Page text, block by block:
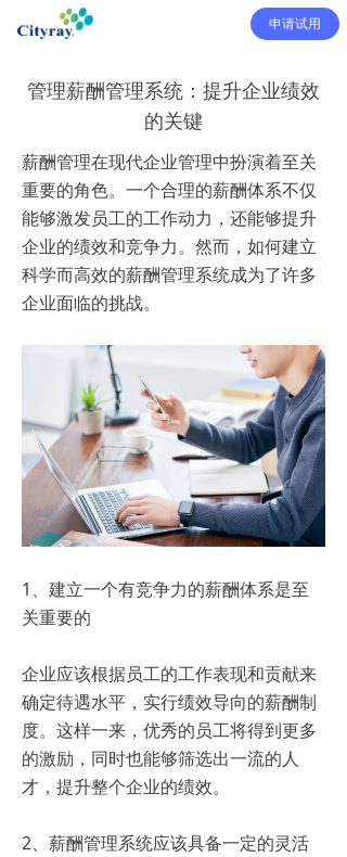
申请试用
管理薪酬管理系统：提升企业绩效
的关键
薪酬管理在现代企业管理中扮演着至关
重要的角色。一个合理的薪酬体系不仅
能够激发员工的工作动力，还能够提升
企业的绩效和竞争力。然而，如何建立
科学而高效的薪酬管理系统成为了许多
企业面临的挑战。
1、建立一个有竞争力的薪酬体系是至
关重要的
企业应该根据员工的工作表现和贡献来
确定待遇水平，实行绩效导向的薪酬制
度。这样一来，优秀的员工将得到更多
的激励，同时也能够筛选出一流的人
才，提升整个企业的绩效。
2、薪酬管理系统应该具备一定的灵活